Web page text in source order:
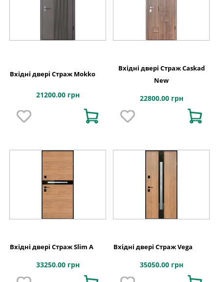
Вхідні двері Страж Mokko
21200.00 грн
Вхідні двері Страж Caskad
New
22800.00 грн
Вхідні двері Страж Slim A
33250.00 грн
Вхідні двері Страж Vega
35050.00 грн